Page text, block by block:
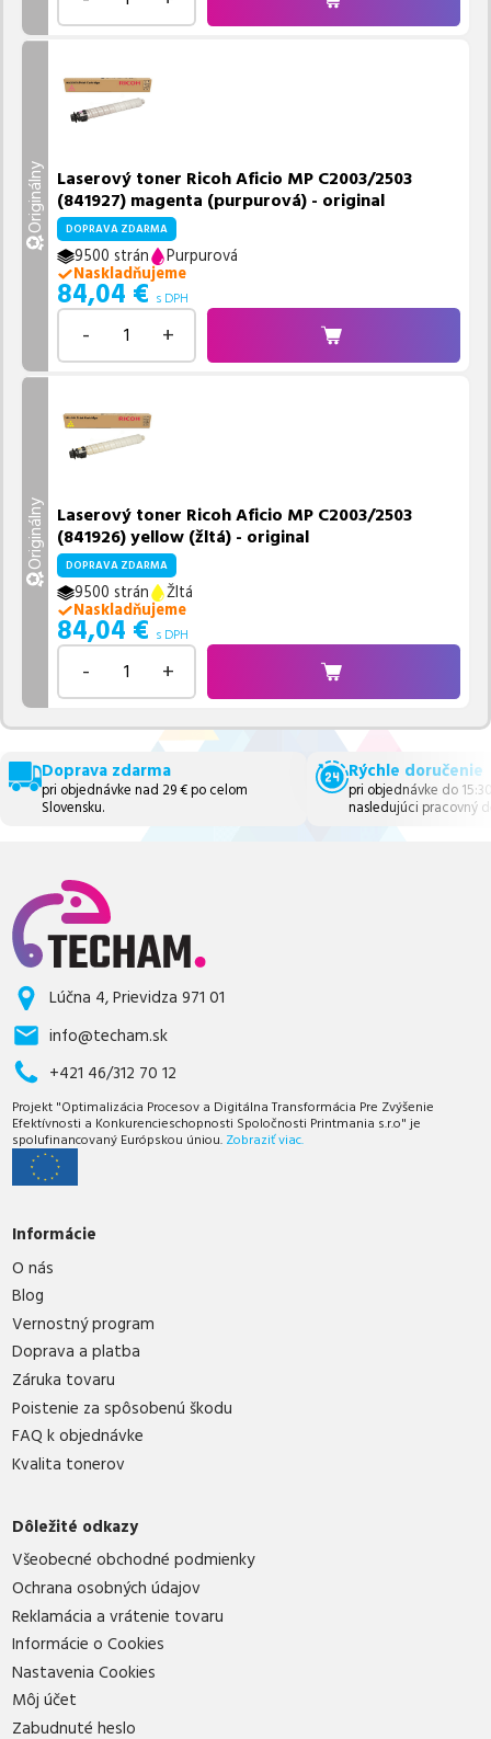
Originálny Laserový toner Ricoh Aficio MP C2003/2503
(841927) magenta (purpurová) - original
DOPRAVA ZDARMA
9500 strán
Purpurová
Naskladňujeme
84,04 € s DPH
- +
Originálny Laserový toner Ricoh Aficio MP C2003/2503
(841926) yellow (žltá) - original
DOPRAVA ZDARMA
9500 strán
Žltá
Naskladňujeme
84,04 € s DPH
- +
Doprava zdarma
pri objednávke nad 29 € po celom
Slovensku.
Rýchle doručenie
pri objednávke do
nasledujúci pracovný
Lúčna 4, Prievidza 971 01
info@techam.sk
+421 46/312 70 12
Projekt "Optimalizácia Procesov a Digitálna Transformácia Pre Zvýšenie
Efektívnosti a Konkurencieschopnosti Spoločnosti Printmania s.r.o" je
spolufinancovaný Európskou úniou. Zobraziť viac.
Informácie
O nás
Blog
Vernostný program
Doprava a platba
Záruka tovaru
Poistenie za spôsobenú škodu
FAQ k objednávke
Kvalita tonerov
Dôležité odkazy
Všeobecné obchodné podmienky
Ochrana osobných údajov
Reklamácia a vrátenie tovaru
Informácie o Cookies
Nastavenia Cookies
Môj účet
Zabudnuté heslo